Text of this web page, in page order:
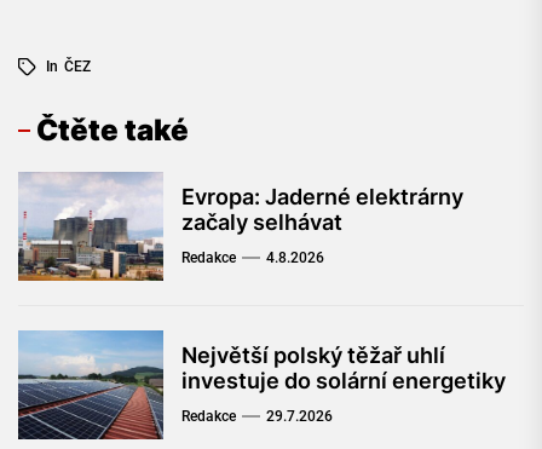
In ČEZ
Čtěte také
Evropa: Jaderné elektrárny
začaly selhávat
Redakce 4.8.2026
Největší polský těžař uhlí
investuje do solární energetiky
Redakce 29.7.2026